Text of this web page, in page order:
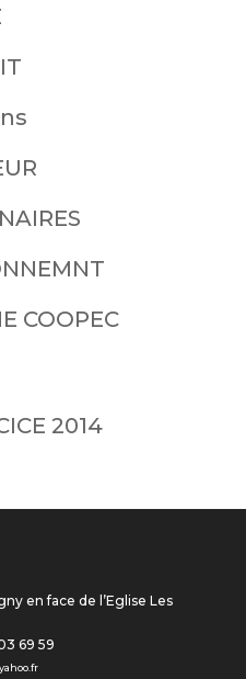
COOPEC
2014
en face de l’Eglise Les
69 59